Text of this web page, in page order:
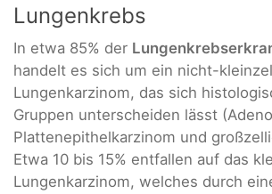
Lungenkrebs
In etwa 85% der
handelt es sich um ein nicht-
Lungenkarzinom, das sich
Gruppen unterscheiden lässt
Plattenepithelkarzinom und
Etwa 10 bis 15% entfallen auf das
Lungenkarzinom, welches durch